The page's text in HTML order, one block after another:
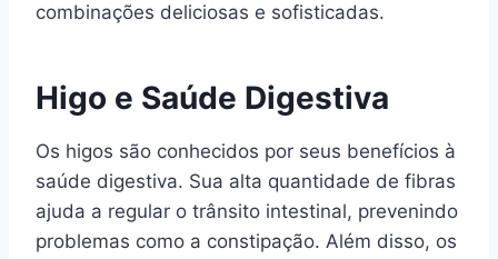
combinações deliciosas e sofisticadas.
Higo e Saúde Digestiva
Os higos são conhecidos por seus benefícios à
saúde digestiva. Sua alta quantidade de fibras
ajuda a regular o trânsito intestinal, prevenindo
problemas como a constipação. Além disso, os